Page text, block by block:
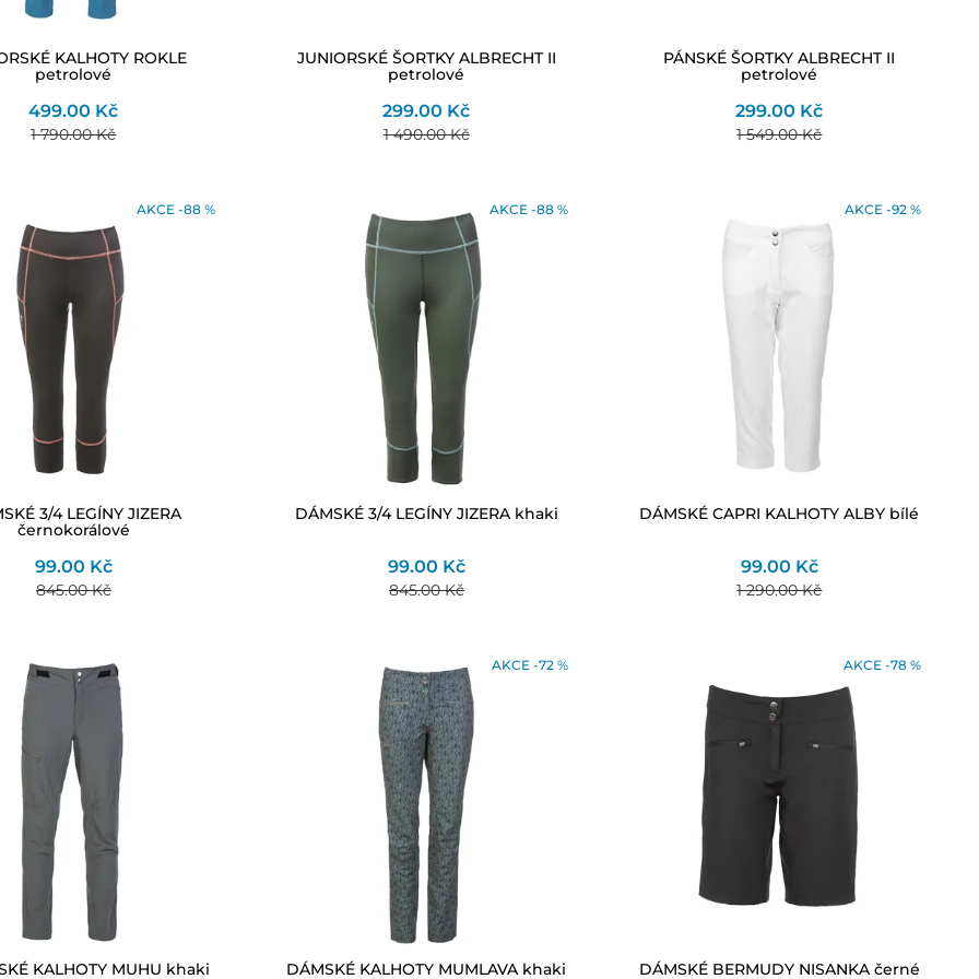
KALHOTY ROKLE
petrolové
499.00 Kč
1 790.00 Kč
JUNIORSKÉ ŠORTKY ALBRECHT II
petrolové
299.00 Kč
1 490.00 Kč
PÁNSKÉ ŠORTKY ALBRECHT II
petrolové
299.00 Kč
1 549.00 Kč
AKCE -88 %
3/4 LEGÍNY JIZERA
černokorálové
99.00 Kč
845.00 Kč
AKCE -88 %
DÁMSKÉ 3/4 LEGÍNY JIZERA khaki
99.00 Kč
845.00 Kč
AKCE -92 %
DÁMSKÉ CAPRI KALHOTY ALBY bílé
99.00 Kč
1 290.00 Kč
KALHOTY MUHU khaki
AKCE -72 %
DÁMSKÉ KALHOTY MUMLAVA khaki
AKCE -78 %
DÁMSKÉ BERMUDY NISANKA černé